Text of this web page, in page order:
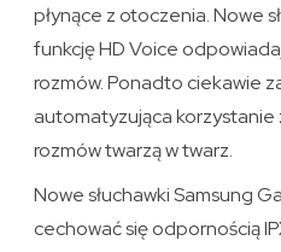
płynące z otoczenia. Nowe
funkcję HD Voice
rozmów. Ponadto ciekawie
automatyzująca
rozmów twarzą w twarz.
Nowe słuchawki Samsung
cechować się odpornością